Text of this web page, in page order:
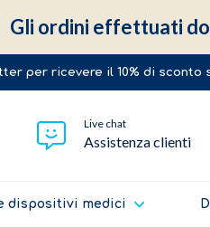
per ricevere il 10% di sconto
Live chat
Assistenza clienti
dispositivi medici
Gli ordini effettuati